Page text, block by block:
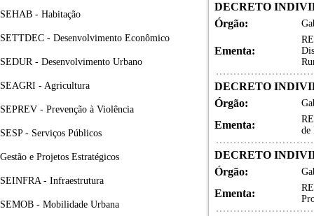
SEHAB - Habitação
SETTDEC - Desenvolvimento Econômico
SEDUR - Desenvolvimento Urbano
SEAGRI - Agricultura
SEPREV - Prevenção à Violência
SESP - Serviços Públicos
Gestão e Projetos Estratégicos
SEINFRA - Infraestrutura
SEMOB - Mobilidade Urbana
DECRETO
Órgão:
Ementa:
DECRETO
Órgão:
Ementa:
de
DECRETO
Órgão:
Ementa: